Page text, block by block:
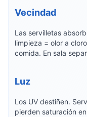
Vecindad
Las servilletas
limpieza = olor a
comida. En sala
Luz
Los UV destiñen.
pierden saturación